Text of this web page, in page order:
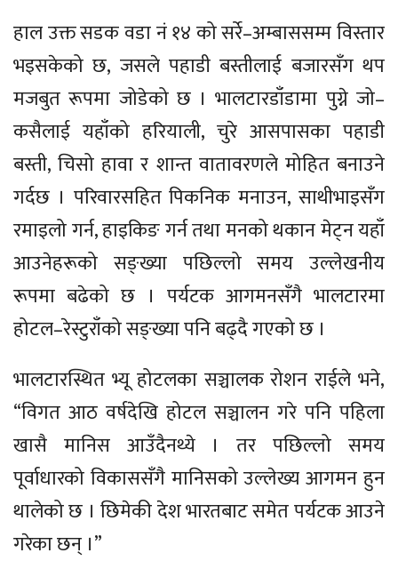
हाल उक्त सडक वडा नं १४ को सर्रे–अम्बाससम्म विस्तार
भइसकेको छ, जसले पहाडी बस्तीलाई बजारसँग थप
मजबुत रूपमा जोडेको छ । भालटारडाँडामा पुग्ने जो–
कसैलाई यहाँको हरियाली, चुरे आसपासका पहाडी
बस्ती, चिसो हावा र शान्त वातावरणले मोहित बनाउने
गर्दछ । परिवारसहित पिकनिक मनाउन, साथीभाइसँग
रमाइलो गर्न, हाइकिङ गर्न तथा मनको थकान मेट्न यहाँ
आउनेहरूको सङ्ख्या पछिल्लो समय उल्लेखनीय
रूपमा बढेको छ । पर्यटक आगमनसँगै भालटारमा
होटल–रेस्टुराँको सङ्ख्या पनि बढ्दै गएको छ ।
भालटारस्थित भ्यू होटलका सञ्चालक रोशन राईले भने,
“विगत आठ वर्षदेखि होटल सञ्चालन गरे पनि पहिला
खासै मानिस आउँदैनथ्ये । तर पछिल्लो समय
पूर्वाधारको विकाससँगै मानिसको उल्लेख्य आगमन हुन
थालेको छ । छिमेकी देश भारतबाट समेत पर्यटक आउने
गरेका छन् ।”